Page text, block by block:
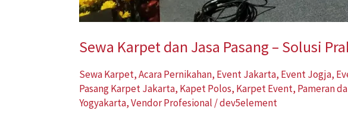
Sewa Karpet dan Jasa Pasang – Solusi
Sewa Karpet,Acara Pernikahan, Event Jakarta, Event Jogja,
Pasang Karpet Jakarta, Kapet Polos, Karpet Event, Pameran
Yogyakarta,Vendor Profesional/dev5element